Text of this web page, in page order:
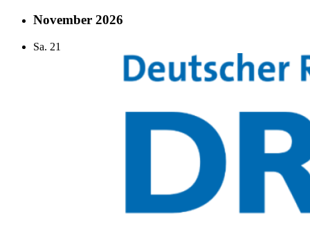
November 2026
Sa. 21